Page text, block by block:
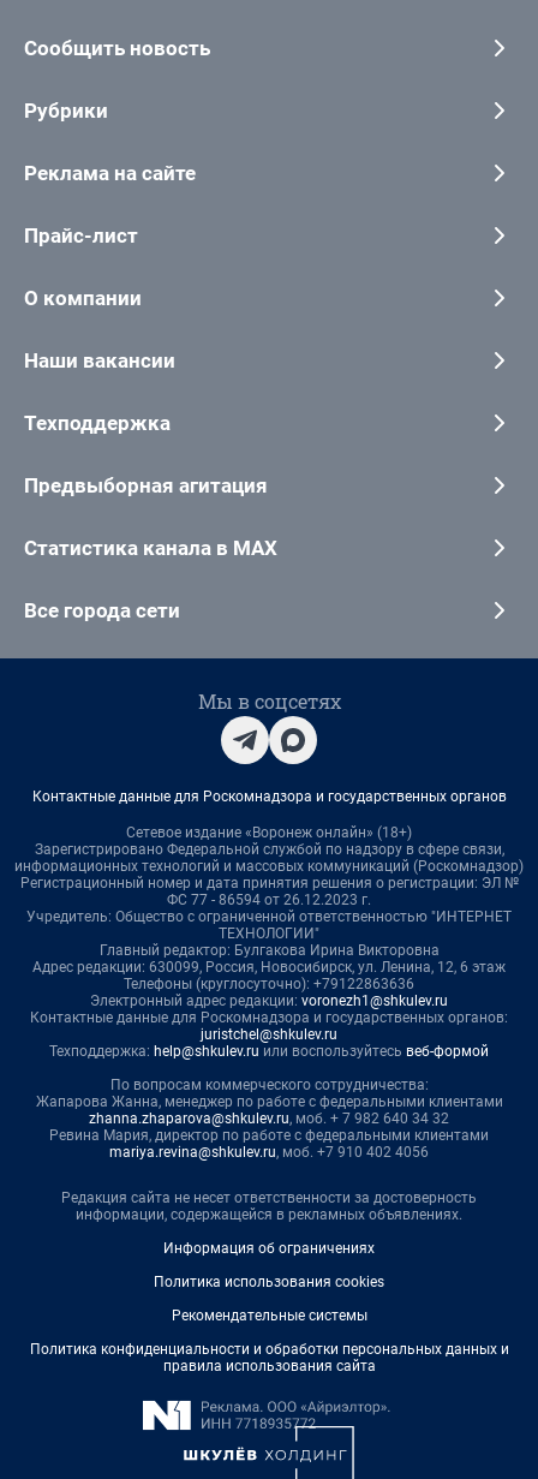
Сообщить новость
Рубрики
Реклама на сайте
Прайс-лист
О компании
Наши вакансии
Техподдержка
Предвыборная агитация
Статистика канала в MAX
Все города сети
Мы в соцсетях
Контактные данные для Роскомнадзора и государственных органов
Сетевое издание «Воронеж онлайн» (18+)
Зарегистрировано Федеральной службой по надзору в сфере связи,
информационных технологий и массовых коммуникаций (Роскомнадзор)
Регистрационный номер и дата принятия решения о регистрации: ЭЛ №
ФС 77 - 86594 от 26.12.2023 г.
Учредитель: Общество с ограниченной ответственностью "ИНТЕРНЕТ
ТЕХНОЛОГИИ"
Главный редактор: Булгакова Ирина Викторовна
Адрес редакции: 630099, Россия, Новосибирск, ул. Ленина, 12, 6 этаж
Телефоны (круглосуточно): +79122863636
Электронный адрес редакции: voronezh1@shkulev.ru
Контактные данные для Роскомнадзора и государственных органов:
juristchel@shkulev.ru
Техподдержка: help@shkulev.ru или воспользуйтесь веб-формой
По вопросам коммерческого сотрудничества:
Жапарова Жанна, менеджер по работе с федеральными клиентами
zhanna.zhaparova@shkulev.ru, моб. + 7 982 640 34 32
Ревина Мария, директор по работе с федеральными клиентами
mariya.revina@shkulev.ru, моб. +7 910 402 4056
Редакция сайта не несет ответственности за достоверность
информации, содержащейся в рекламных объявлениях.
Информация об ограничениях
Политика использования cookies
Рекомендательные системы
Политика конфиденциальности и обработки персональных данных и
правила использования сайта